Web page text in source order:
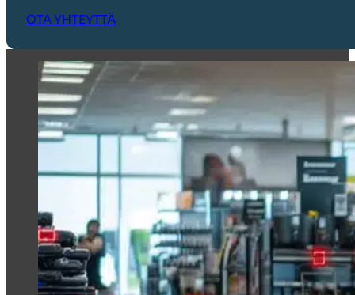
OTA YHTEYTTÄ